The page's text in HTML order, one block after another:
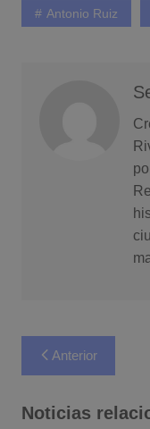
Antonio Ruiz
Navegación
de
entradas
Anterior
Noticias